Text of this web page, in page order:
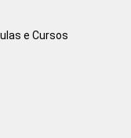
e Cursos